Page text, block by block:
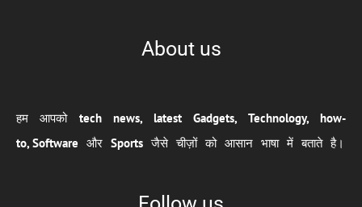
About us
हम आपको tech news, latest Gadgets, Technology, how-
to, Software और Sports जैसे चीज़ों को आसान भाषा में बताते है।